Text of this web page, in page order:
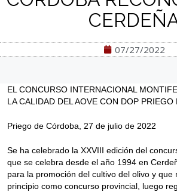
07/27/2022
EL CONCURSO INTERNACIONAL
LA CALIDAD DEL AOVE CON DOP PRIEGO
Priego de Córdoba, 27 de julio de 2022
Se ha celebrado la XXVIII edición del
que se celebra desde el año 1994 en
para la promoción del cultivo del olivo y que
principio como concurso provincial, luego